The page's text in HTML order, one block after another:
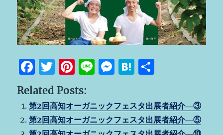
F
a
c
e
b
T
w
it
te
r
Pi
n
te
re
st
Li
e
M
ss
e
n
H
e
n
a
Related Posts:
第2回高知オーガニックフェスタ出展者紹介―③
第2回高知オーガニックフェスタ出展者紹介―⑤